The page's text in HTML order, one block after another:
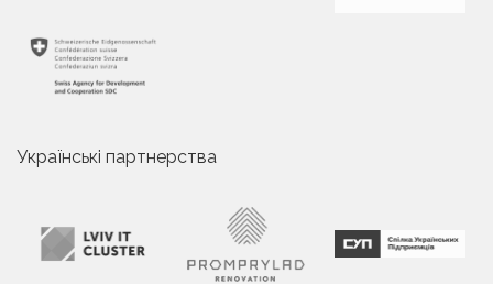
Українські партнерства